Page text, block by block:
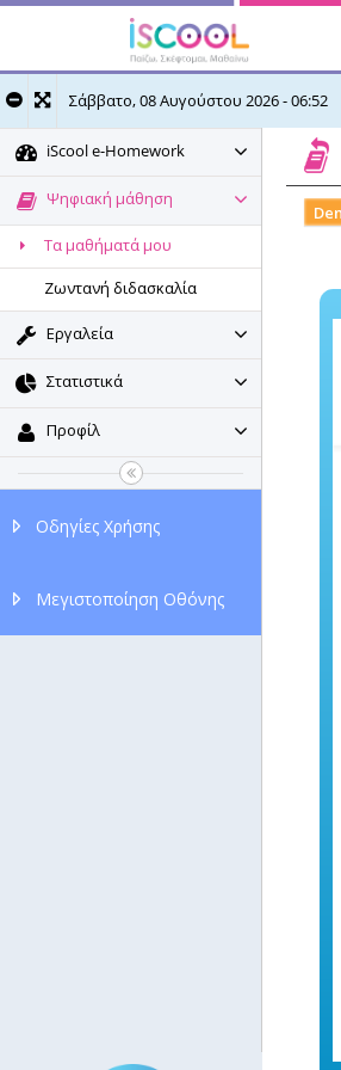
Σάββατο, 08 Αυγούστου 2026 - 06:52
iScool e-Homework
Ψηφιακή μάθηση
Τα μαθήματά μου
Ζωντανή διδασκαλία
Εργαλεία
Στατιστικά
Προφίλ
Οδηγίες Χρήσης
Μεγιστοποίηση Οθόνης